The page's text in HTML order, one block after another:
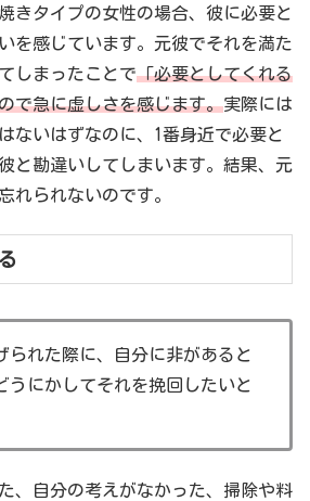
きタイプの女性の場合、彼に必要と
を感じています。元彼でそれを満た
しまったことで「必要としてくれる
で急に虚しさを感じます。実際には
ないはずなのに、1番身近で必要と
と勘違いしてしまいます。結果、元
れられないのです。
られた際に、自分に非があると
うにかしてそれを挽回したいと
、自分の考えがなかった、掃除や料